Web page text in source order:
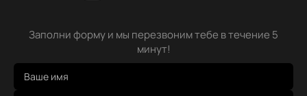
Заполни форму и мы перезвоним тебе в течение 5
минут!